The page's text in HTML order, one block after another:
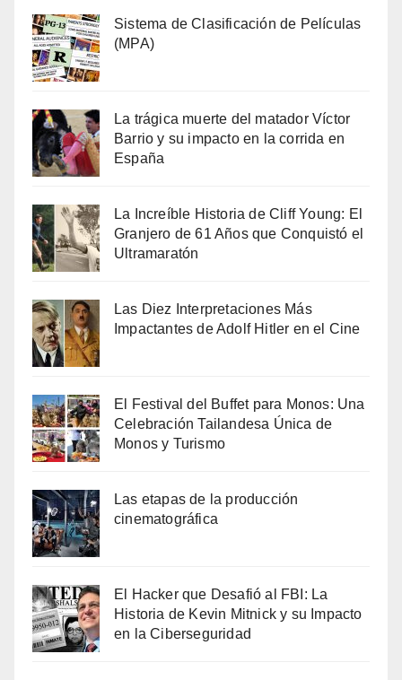
Sistema de Clasificación de Películas
(MPA)
La trágica muerte del matador Víctor
Barrio y su impacto en la corrida en
España
La Increíble Historia de Cliff Young: El
Granjero de 61 Años que Conquistó el
Ultramaratón
Las Diez Interpretaciones Más
Impactantes de Adolf Hitler en el Cine
El Festival del Buffet para Monos: Una
Celebración Tailandesa Única de
Monos y Turismo
Las etapas de la producción
cinematográfica
El Hacker que Desafió al FBI: La
Historia de Kevin Mitnick y su Impacto
en la Ciberseguridad